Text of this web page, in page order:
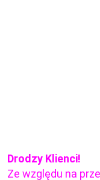
Drodzy Klienci!
Ze względu na